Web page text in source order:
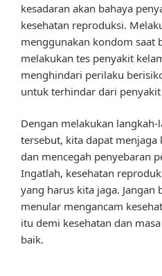
kesadaran akan bahaya
kesehatan reproduksi.
menggunakan kondom saat
melakukan tes penyakit
menghindari perilaku
untuk terhindar dari
Dengan melakukan langkah-
tersebut, kita dapat
dan mencegah penyebaran
Ingatlah, kesehatan
yang harus kita jaga.
menular mengancam
itu demi kesehatan dan
baik.